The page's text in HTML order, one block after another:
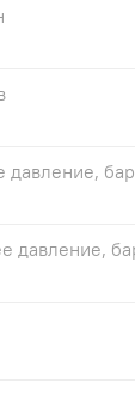
давление, бар
давление,